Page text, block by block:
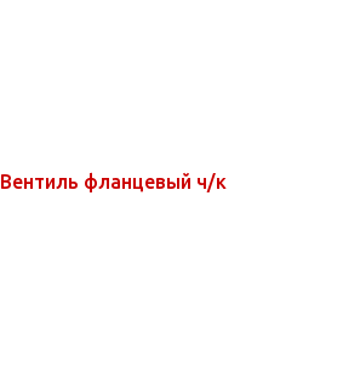
Вентиль фланцевый ч/к